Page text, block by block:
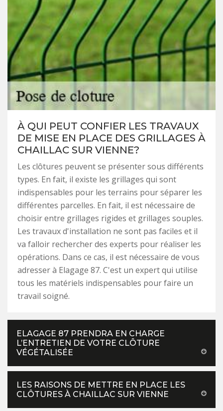
À QUI PEUT CONFIER LES TRAVAUX
DE MISE EN PLACE DES GRILLAGES À
CHAILLAC SUR VIENNE?
Les clôtures peuvent se présenter sous différents
types. En fait, il existe les grillages qui sont
indispensables pour les terrains pour séparer les
différentes parcelles. En fait, il est nécessaire de
choisir entre grillages rigides et grillages souples.
Les travaux d'installation ne sont pas faciles et il
va falloir rechercher des experts pour réaliser les
opérations. Dans ce cas, il est nécessaire de vous
adresser à Elagage 87. C'est un expert qui utilise
tous les matériels indispensables pour faire un
travail soigné.
ELAGAGE 87 PRENDRA EN CHARGE
L’ENTRETIEN DE VOTRE CLÔTURE
VÉGÉTALISÉE
LES RAISONS DE METTRE EN PLACE LES
CLÔTURES À CHAILLAC SUR VIENNE